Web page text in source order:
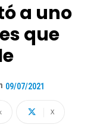
a uno
que
09/07/2021
X